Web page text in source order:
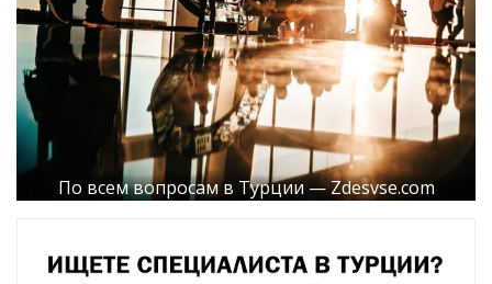
По всем вопросам в Турции — Zdesvse.com